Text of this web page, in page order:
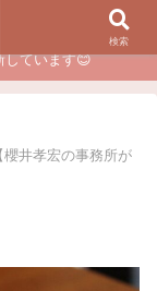
わるカウンセリング
しています😊
櫻井孝宏の事務所が
検索